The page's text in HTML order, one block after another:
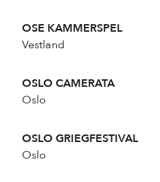
OSE KAMMERSPEL
Vestland
OSLO CAMERATA
Oslo
OSLO GRIEGFESTIVAL
Oslo